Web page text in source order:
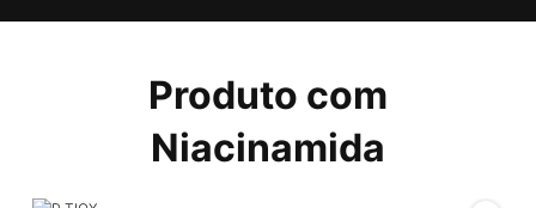
Produto com
Niacinamida